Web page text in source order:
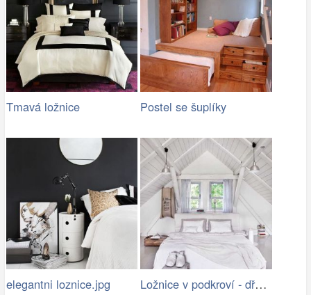
Tmavá ložnice Postel se šuplíky
elegantni loznice.jpg Ložnice v podkroví - dřevěné bílé…